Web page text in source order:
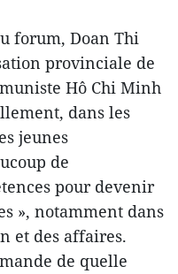
forum, Doan Thi
provinciale de
Hô Chi Minh
dans les
jeunes
de
pour devenir
», notamment dans
et des affaires.
de quelle